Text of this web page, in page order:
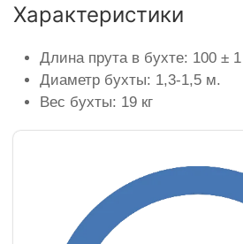
Характеристики
Длина прута в бухте: 100 ±
Диаметр бухты: 1,3-1,5 м.
Вес бухты: 19 кг